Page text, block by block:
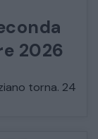
2026
torna. 24